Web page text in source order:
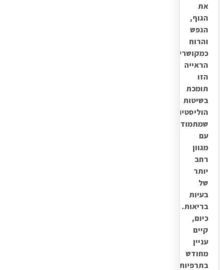
את
הגוף,
הנפש
והרוח
כמקושרים.
הראייה
הזו
תומכת
בשיטות
הוליסטיות,
שמתמודדות
עם
מגוון
רחב
יותר
של
בעיות
בריאות.
כיום,
קיים
עניין
מחודש
בתרפיות